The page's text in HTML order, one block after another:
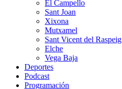
El Campello
Sant Joan
Xixona
Mutxamel
Sant Vicent del Raspeig
Elche
Vega Baja
Deportes
Podcast
Programación